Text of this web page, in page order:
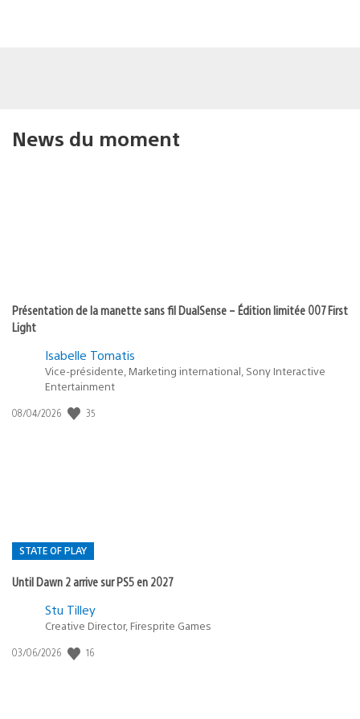
News du moment
Présentation de la manette sans fil DualSense – Édition limitée 007 First
Light
Isabelle Tomatis
Vice-présidente, Marketing international, Sony Interactive
Entertainment
Date
08/04/2026 35
STATE OF PLAY
Until Dawn 2 arrive sur PS5 en 2027
Postée
:
Stu Tilley
Creative Director, Firesprite Games
Date
03/06/2026 16